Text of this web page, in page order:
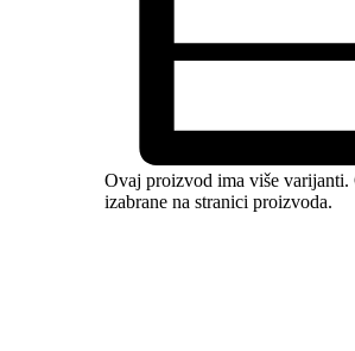
Ovaj proizvod ima više
izabrane na stranici proizvoda.